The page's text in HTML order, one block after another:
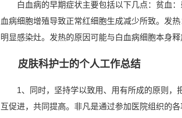
白血病的早期症状主要包括以下几点：贫血
血病细胞增殖导致正常红细胞生成减少所致。发
明显感染灶。发热的原因可能与白血病细胞本身
皮肤科护士的个人工作总结
1、同时，坚持学以致用、用有所成的原则，
互促进，共同提高。非凡是通过参加医院组织的